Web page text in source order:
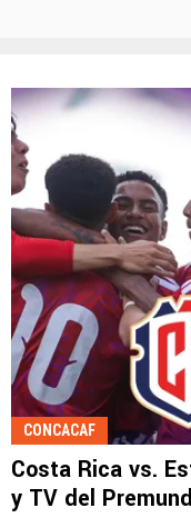
CONCACAF
Costa Rica vs.
y TV del